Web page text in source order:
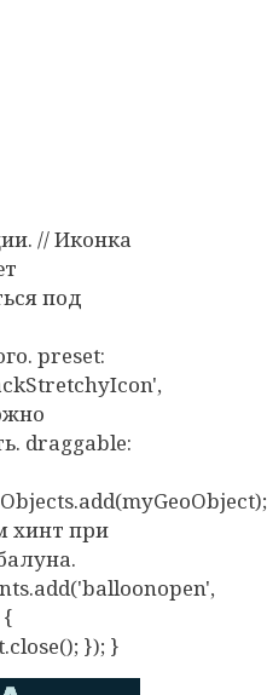
// Иконка
под
preset:
draggable:
хинт при
}); }